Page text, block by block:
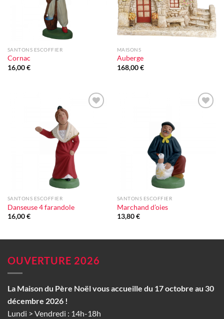
SANTONS ESCOFFIER
Cornac
16,00€
MAISONS
Auberge
168,00€
SANTONS ESCOFFIER
Danseuse 4 farandole
16,00€
SANTONS ESCOFFIER
Marchand d’oies
13,80€
OUVERTURE 2026
La Maison du Père Noël vous accueille du 17 octobre au 30
décembre 2026 !
Lundi > Vendredi : 14h-18h